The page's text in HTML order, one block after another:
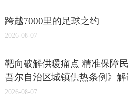
跨越7000里的足球之约
2026-08-07
靶向破解供暖痛点 精准保障
吾尔自治区城镇供热条例》解
2026-08-07